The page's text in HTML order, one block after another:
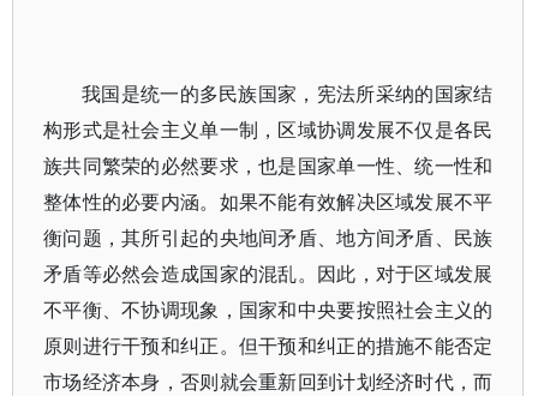
我国是统一的多民族国家，宪法所采纳的国家结
构形式是社会主义单一制，区域协调发展不仅是各民
族共同繁荣的必然要求，也是国家单一性、统一性和
整体性的必要内涵。如果不能有效解决区域发展不平
衡问题，其所引起的央地间矛盾、地方间矛盾、民族
矛盾等必然会造成国家的混乱。因此，对于区域发展
不平衡、不协调现象，国家和中央要按照社会主义的
原则进行干预和纠正。但干预和纠正的措施不能否定
市场经济本身，否则就会重新回到计划经济时代，而